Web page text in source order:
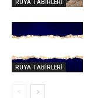
RÜYA TABİRLERİ
RÜYA TABİRLERİ